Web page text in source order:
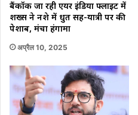
बैंकॉक जा रही एयर इंडिया फ्लाइट में
शख्स ने नशे में धुत सह-यात्री पर की
पेशाब, मंचा हंगामा
अप्रैल 10, 2025